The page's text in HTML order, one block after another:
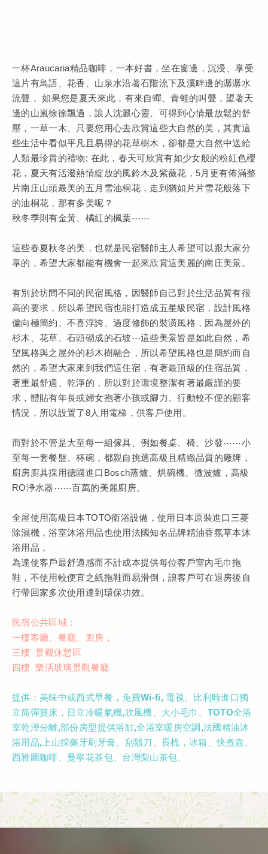
一杯Araucaria精品咖啡，一本好書，坐在窗邊，沉浸、享受
這片有鳥語、花香、山泉水沿著石階流下及溪畔邊的潺潺水
流聲， 如果您是夏天來此，有來自蟬、青蛙的叫聲，望著天
邊的山嵐徐徐飄過，誏人沈澱心靈、可得到心情最放鬆的舒
壓，一草一木、只要您用心去欣賞這些大自然的美，其實這
些生活中看似平凡且易得的花草樹木，卻都是大自然中送給
人類最珍貴的禮物; 在此，春天可欣賞有如少女般的粉紅色櫻
花，夏天有活潑熱情綻放的風鈴木及紫薇花，5月更有佈滿整
片南庄山頭最美的五月雪油桐花，走到猶如片片雪花般落下
的油桐花，那有多美呢？
秋冬季則有金黃、橘紅的楓葉⋯⋯
這些春夏秋冬的美，也就是民宿醫師主人希望可以跟大家分
享的，希望大家都能有機會一起來欣賞這美麗的南庄美景。
有別於坊間不同的民宿風格，因醫師自己對於生活品質有很
高的要求，所以希望民宿也能打造成五星級民宿，設計風格
偏向極簡約、不喜浮誇、過度修飾的裝潢風格，因為屋外的
杉木、花草、石頭砌成的石坡⋯這些美景皆是如此自然，希
望風格與之屋外的杉木樹融合，所以希望風格也是簡約而自
然的，希望大家來到我們這住宿，有著最頂級的住宿品質，
著重最舒適、乾淨的，所以對於環境整潔有著最嚴謹的要
求，體貼有年長或婦女抱著小孩或腳力、行動較不便的顧客
情況，所以設置了8人用電梯，供客戶使用。
而對於不管是大至每一組傢具、例如餐桌、椅、沙發⋯⋯小
至每一套餐盤、杯碗，都親自挑選高級且精緻品質的廠牌，
廚房廚具採用德國進口Bosch蒸爐、烘碗機、微波爐，高級
RO浄水器⋯⋯百萬的美麗廚房。
全屋使用高級日本TOTO衛浴設備，使用日本原裝進口三菱
除濕機，浴室沐浴用品也使用法國知名品牌精油香氛草本沐
浴用品，
為達使客戶最舒適感而不計成本提供每位客戶室內毛巾拖
鞋，不使用較便宜之紙拖鞋而易滑倒，誏客戶可在退房後自
行帶回家多次使用達到環保功效。
民宿公共區域：
一樓客廳、餐廳、廚房，
三樓 景觀休憩區
四樓 樂活玻璃景觀餐廳
提供：美味中或西式早餐，免費Wi-fi, 電視、比利時進口獨
立筒彈簧床，日立冷暖氣機,吹風機、大小毛巾、TOTO全浴
室乾溼分離,部份房型提供浴缸,全浴室暖房空調,法國精油沐
浴用品,上山採藥牙刷牙膏、刮鬍刀、長梳，冰箱、快煮壼、
西雅圖咖啡、曼寧花茶包、台灣梨山茶包、